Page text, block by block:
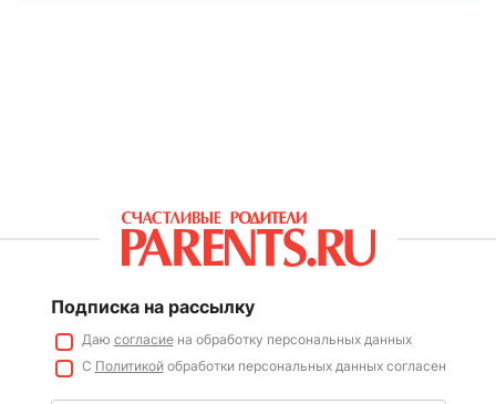
Подписка на рассылку
Даю согласиена обработку персональных данных
С Политикойобработки персональных данных согласен